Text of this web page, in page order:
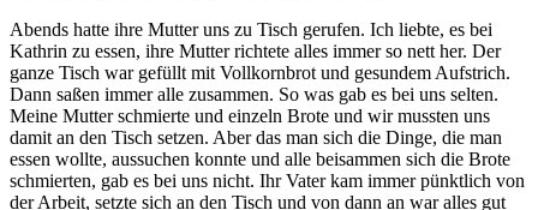
Abends hatte ihre Mutter uns zu Tisch gerufen. Ich liebte, es bei
Kathrin zu essen, ihre Mutter richtete alles immer so nett her. Der
ganze Tisch war gefüllt mit Vollkornbrot und gesundem Aufstrich.
Dann saßen immer alle zusammen. So was gab es bei uns selten.
Meine Mutter schmierte und einzeln Brote und wir mussten uns
damit an den Tisch setzen. Aber das man sich die Dinge, die man
essen wollte, aussuchen konnte und alle beisammen sich die Brote
schmierten, gab es bei uns nicht. Ihr Vater kam immer pünktlich von
der Arbeit, setzte sich an den Tisch und von dann an war alles gut